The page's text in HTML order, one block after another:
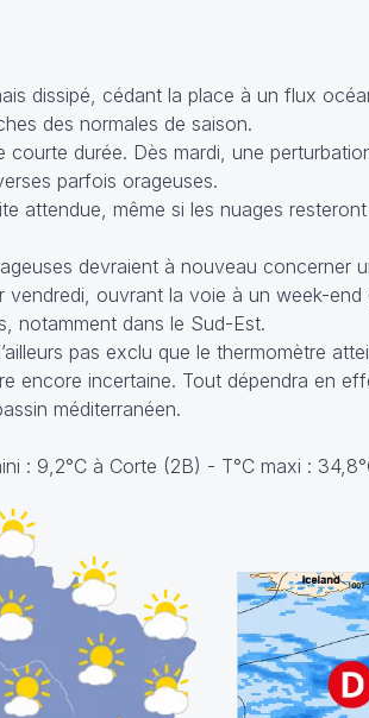
dissipé, cédant la place à un flux
des normales de saison.
courte durée. Dès mardi, une
parfois orageuses.
attendue, même si les nuages
devraient à nouveau concerner
vendredi, ouvrant la voie à un week-
notamment dans le Sud-Est.
pas exclu que le thermomètre
encore incertaine. Tout dépendra en
méditerranéen.
: 9,2°C à Corte (2B) - T°C maxi :